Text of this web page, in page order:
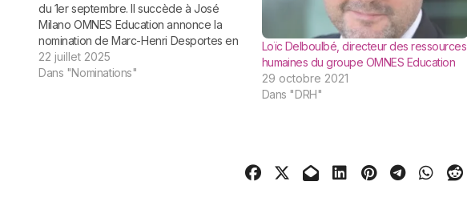
du 1er septembre. Il succède à José
Milano OMNES Education annonce la
nomination de Marc-Henri Desportes en
qualité de Président exécutif du groupe
OMNES Education, à compter du 1er
22 juillet 2025
Dans "Nominations"
Loïc Delboulbé, directeur des ressources
humaines du groupe OMNES Education
29 octobre 2021
Dans "DRH"